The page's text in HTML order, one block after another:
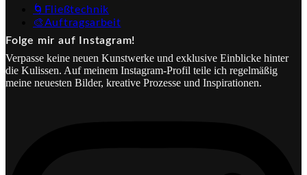
🌀Fließtechnik
🎨Auftragsarbeit
Folge mir auf Instagram!
Verpasse keine neuen Kunstwerke und exklusive Einblicke hinter
die Kulissen. Auf meinem Instagram-Profil teile ich regelmäßig
meine neuesten Bilder, kreative Prozesse und Inspirationen.